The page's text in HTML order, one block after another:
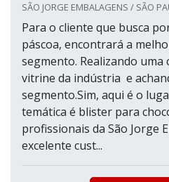
SÃO JORGE EMBALAGENS / SÃO
Para o cliente que busca
páscoa, encontrará a
segmento. Realizando uma
vitrine da indústria e
segmento.Sim, aqui é o
temática é blister para
profissionais da São Jorge
excelente cust...